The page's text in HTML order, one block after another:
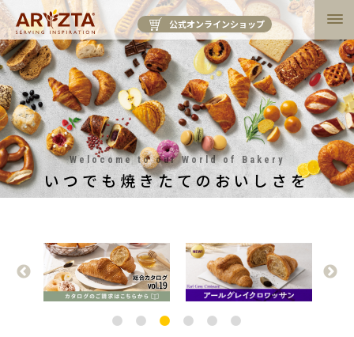
公式オンラインショップ
Welocome to our World of Bakery
いつでも焼きたてのおいしさを